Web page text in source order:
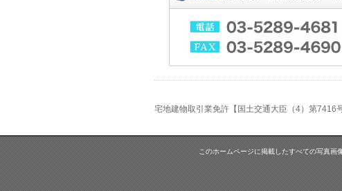
宅地建物取引業免許【国土交通大臣（4）第7416号
このホームページに掲載したすべての写真画